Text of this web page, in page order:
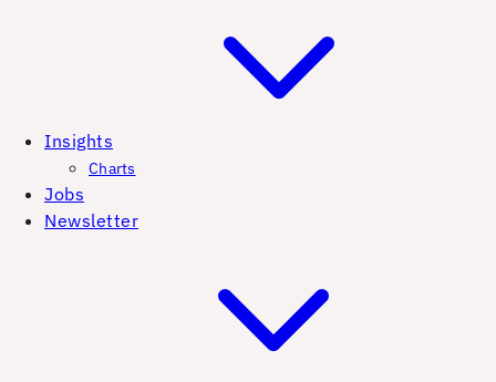
Insights
Charts
Jobs
Newsletter